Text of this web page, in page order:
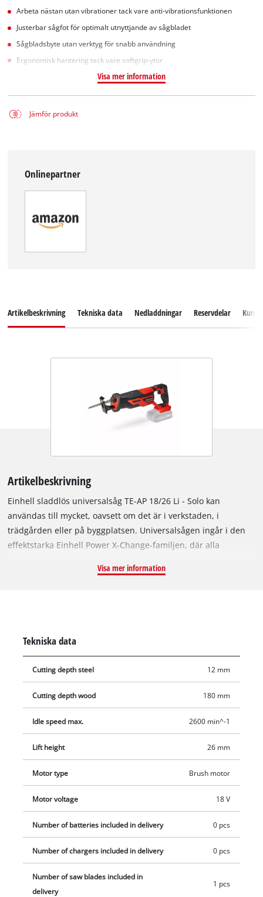
Arbeta nästan utan vibrationer tack vare anti-vibrationsfunktionen
Justerbar sågfot för optimalt utnyttjande av sågbladet
Sågbladsbyte utan verktyg för snabb användning
Ergonomisk hantering tack vare softgrip-ytor
Visa mer information
Jämför produkt
Onlinepartner
Artikelbeskrivning Tekniska data Nedladdningar Reservdelar
Artikelbeskrivning
Einhell sladdlös universalsåg TE-AP 18/26 Li - Solo kan
användas till mycket, oavsett om det är i verkstaden, i
trädgården eller på byggplatsen. Universalsågen ingår i den
effektstarka Einhell Power X-Change-familjen, där alla
varandra. Sladdlös frihet garanteras därmed. Tack vare anti-
enkelt och utan verktyg. Ergonomisk hantering ger softgrip-
övertygar med superba kapningsegenskaper. Batteri och
laddare kan köpas separat, t.ex. som praktiskt Einhell-startkit.
Visa mer information
Tekniska data
Cutting depth steel 12 mm
Cutting depth wood 180 mm
Idle speed max. 2600 min^-1
Lift height 26 mm
Motor type Brush motor
Motor voltage 18 V
Number of batteries included in delivery 0 pcs
Number of chargers included in delivery 0 pcs
Number of saw blades included in
delivery
1 pcs